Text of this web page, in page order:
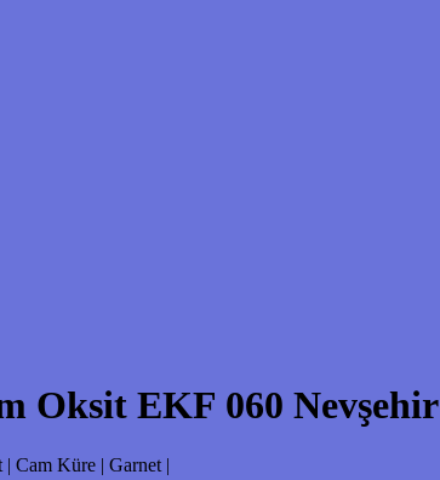
Oksit EKF 060 Nevşehir
Cam Küre | Garnet |